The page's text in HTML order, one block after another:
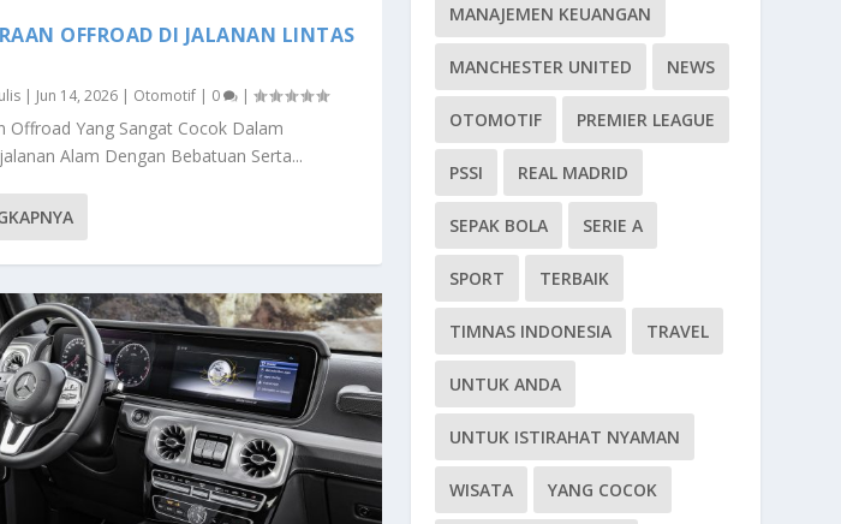
OFFROAD DI JALANAN LINTAS
| Jun 14, 2026| Otomotif| 0 |
Offroad Yang Sangat Cocok Dalam
Alam Dengan Bebatuan Serta...
MANAJEMEN KEUANGAN
MANCHESTER UNITED NEWS
OTOMOTIF PREMIER LEAGUE
PSSI REAL MADRID
SEPAK BOLA SERIE A
SPORT TERBAIK
TIMNAS INDONESIA TRAVEL
UNTUK ANDA
UNTUK ISTIRAHAT NYAMAN
WISATA YANG COCOK